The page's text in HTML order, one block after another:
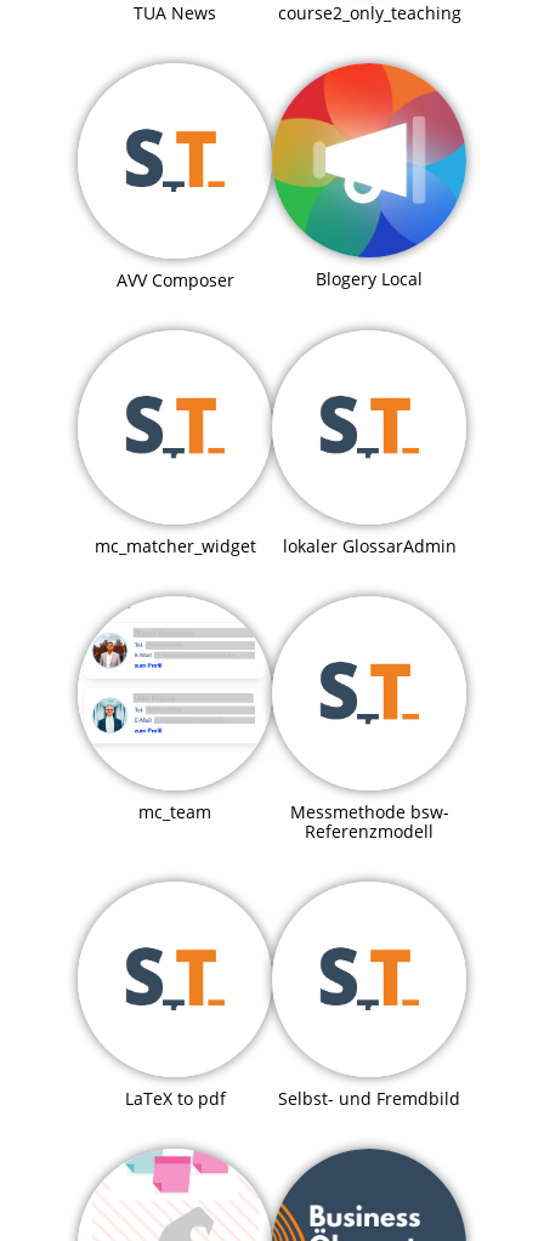
TUA News course2_only_teaching
AVV Composer Blogery Local
mc_matcher_widget lokaler GlossarAdmin
mc_team
Messmethode bsw-
Referenzmodell
LaTeX to pdf Selbst- und Fremdbild